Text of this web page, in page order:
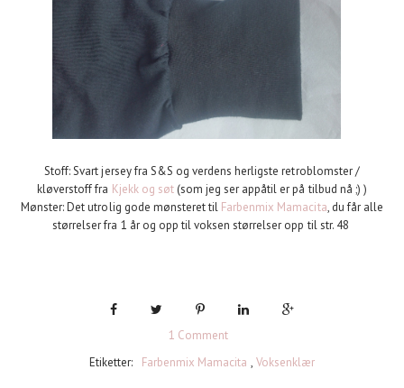
Stoff: Svart jersey fra S&S og verdens herligste retroblomster /
kløverstoff fra Kjekk og søt(som jeg ser appåtil er på tilbud nå ;) )
Mønster: Det utrolig gode mønsteret til Farbenmix Mamacita, du får alle
størrelser fra 1 år og opp til voksen størrelser opp til str. 48
1 Comment
Etiketter:
Farbenmix Mamacita , Voksenklær